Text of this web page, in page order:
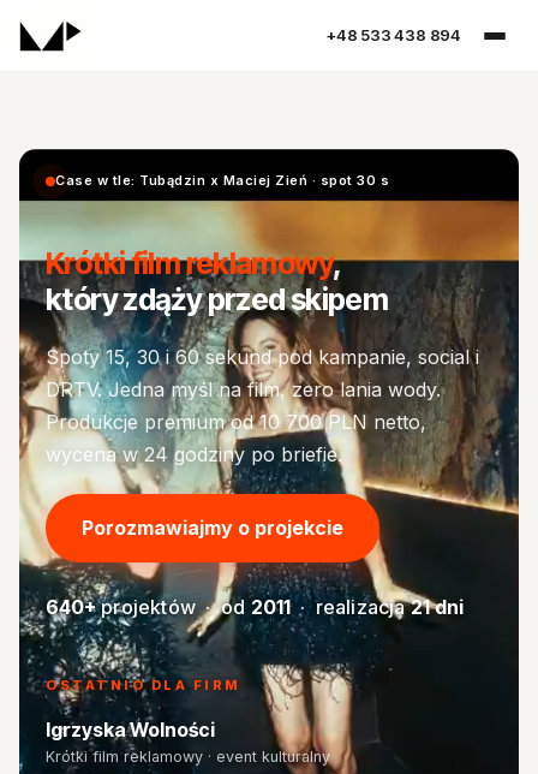
–>
Case w tle: Tubądzin x Maciej Zień · spot 30 s
Krótki film reklamowy,
który zdąży przed skipem
Spoty 15, 30 i 60 sekund pod kampanie, social i
DRTV. Jedna myśl na film, zero lania wody.
Produkcje premium od 10 700 PLN netto,
wycena w 24 godziny po briefie.
Porozmawiajmy o projekcie
640+projektów · od 2011· realizacja21 dni
OSTATNIO DLA FIRM
Igrzyska Wolności
Krótki film reklamowy · event kulturalny
+48 533 438 894